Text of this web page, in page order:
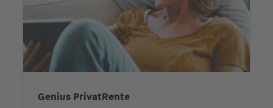
Genius PrivatRente